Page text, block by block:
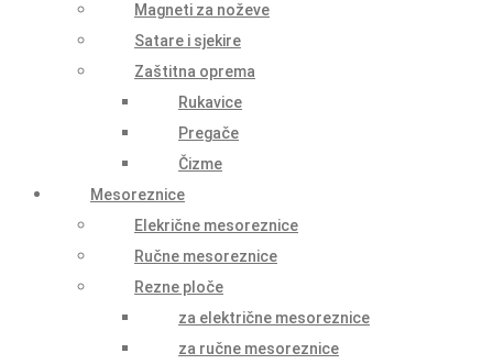
Magneti za noževe
Satare i sjekire
Zaštitna oprema
Rukavice
Pregače
Čizme
Mesoreznice
Elekrične mesoreznice
Ručne mesoreznice
Rezne ploče
za električne mesoreznice
za ručne mesoreznice